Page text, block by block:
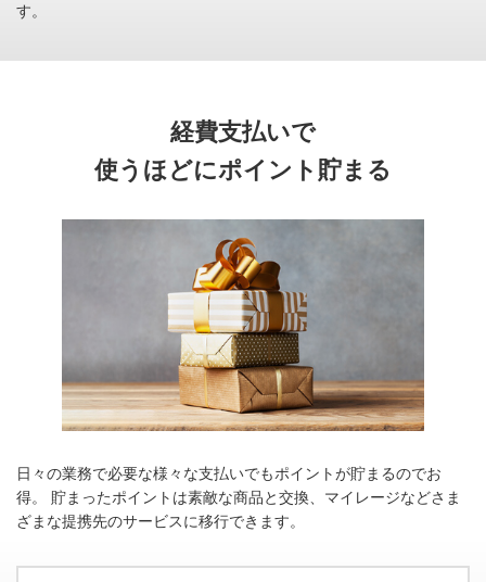
す。
経費支払いで
使うほどにポイント貯まる
日々の業務で必要な様々な支払いでもポイントが貯まるのでお
得。
貯まったポイントは素敵な商品と交換、マイレージなどさま
ざまな提携先のサービスに移行できます。